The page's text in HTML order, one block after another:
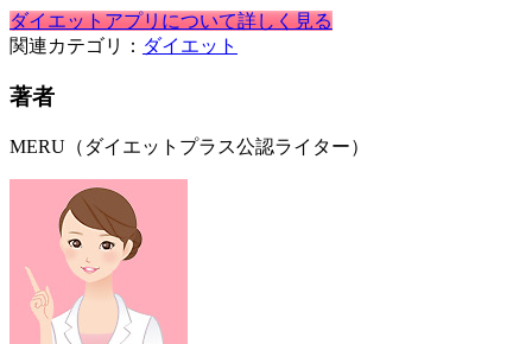
ダイエットアプリについて詳しく見る
関連カテゴリ： ダイエット
著者
MERU（ダイエットプラス公認ライター）